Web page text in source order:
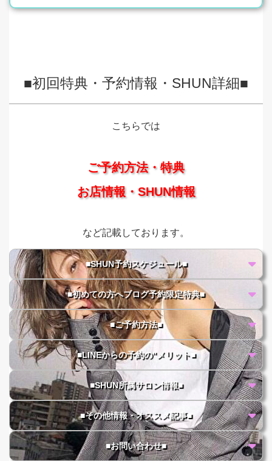
■初回特典・予約情報・SHUN詳細■
こちらでは
ご予約方法・特典
お店情報・SHUN情報
など記載しております。
■SHUN予約スケジュール■
■初めての方へブログ予約限定特典■
■ご予約方法■
■LINEからの予約の"メリット■
■SHUN所属サロン情報■
■その他情報・オススメ記事■
■お問い合わせ■